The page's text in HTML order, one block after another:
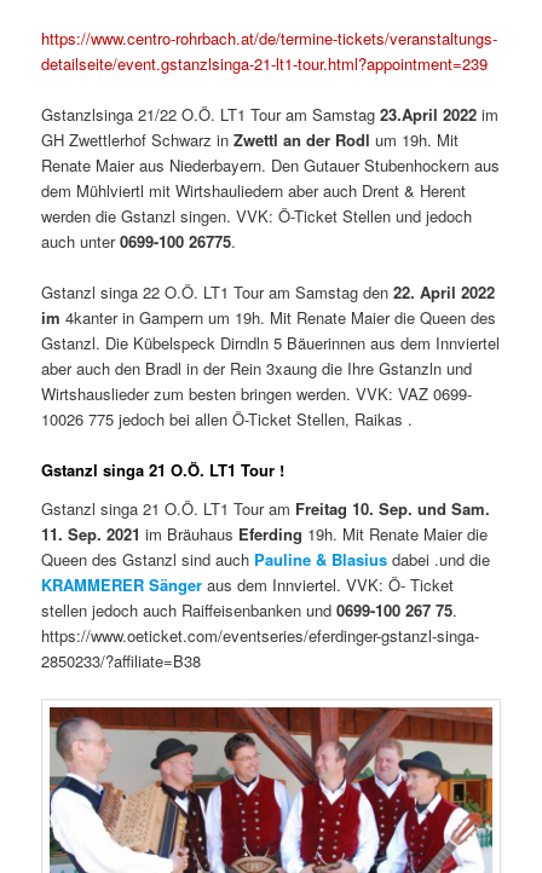
https://www.centro-rohrbach.at/de/termine-tickets/veranstaltungs-
detailseite/event.gstanzlsinga-21-lt1-tour.html?appointment=239
Gstanzlsinga 21/22 O.Ö. LT1 Tour am Samstag23.April 2022im
GH Zwettlerhof Schwarz in Zwettl an der Rodl um 19h. Mit
Renate Maier aus Niederbayern. Den Gutauer Stubenhockern aus
dem Mühlviertl mit Wirtshauliedern aber auch Drent & Herent
werden die Gstanzl singen. VVK: Ö-Ticket Stellen und jedoch
auch unter0699-100 26775.
Gstanzl singa 22 O.Ö. LT1 Tour am Samstag den22. April 2022
im4kanter in Gampern um 19h. Mit Renate Maier die Queen des
Gstanzl. Die Kübelspeck Dirndln 5 Bäuerinnen aus dem Innviertel
aber auch den Bradl in der Rein 3xaung die Ihre Gstanzln und
Wirtshauslieder zum besten bringen werden. VVK: VAZ 0699-
10026 775 jedoch bei allen Ö-Ticket Stellen, Raikas .
Gstanzl singa 21 O.Ö. LT1 Tour !
Gstanzl singa 21 O.Ö. LT1 Tour am Freitag 10. Sep. und Sam.
11. Sep. 2021 im Bräuhaus Eferding 19h. Mit Renate Maier die
Queen des Gstanzl sind auch Pauline & Blasius dabei .und die
KRAMMERER Sänger aus dem Innviertel. VVK: Ö- Ticket
stellen jedoch auch Raiffeisenbanken und 0699-100 267 75.
https://www.oeticket.com/eventseries/eferdinger-gstanzl-singa-
2850233/?affiliate=B38